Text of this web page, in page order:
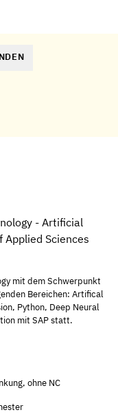
- Artificial
Applied Sciences
mit dem Schwerpunkt
Bereichen: Artifical
Python, Deep Neural
mit SAP statt.
ohne NC